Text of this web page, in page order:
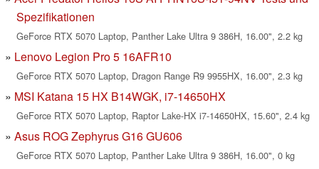
Spezifikationen
GeForce RTX 5070 Laptop, Panther Lake Ultra 9 386H, 16.00", 2.2 kg
Lenovo Legion Pro 5 16AFR10
GeForce RTX 5070 Laptop, Dragon Range R9 9955HX, 16.00", 2.3 kg
MSI Katana 15 HX B14WGK, i7-14650HX
GeForce RTX 5070 Laptop, Raptor Lake-HX i7-14650HX, 15.60", 2.4 kg
Asus ROG Zephyrus G16 GU606
GeForce RTX 5070 Laptop, Panther Lake Ultra 9 386H, 16.00", 0 kg